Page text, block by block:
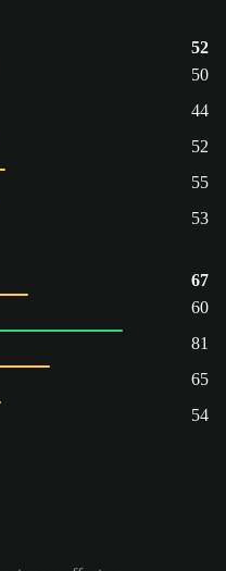
52
50
44
52
55
53
67
60
81
65
54